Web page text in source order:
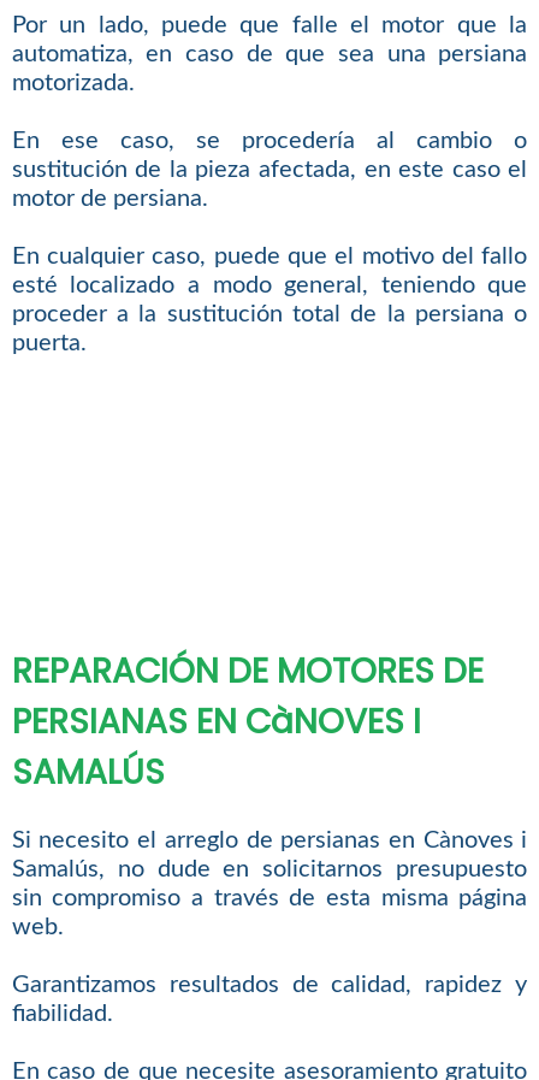
Por un lado, puede que falle el motor que la
automatiza, en caso de que sea una persiana
motorizada.
En ese caso, se procedería al cambio o
sustitución de la pieza afectada, en este caso el
motor de persiana.
En cualquier caso, puede que el motivo del fallo
esté localizado a modo general, teniendo que
proceder a la sustitución total de la persiana o
puerta.
REPARACIÓN DE MOTORES DE
PERSIANAS EN CàNOVES I
SAMALÚS
Si necesito el arreglo de persianas en Cànoves i
Samalús, no dude en solicitarnos presupuesto
sin compromiso a través de esta misma página
web.
Garantizamos resultados de calidad, rapidez y
fiabilidad.
En caso de que necesite asesoramiento gratuito